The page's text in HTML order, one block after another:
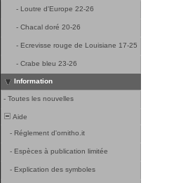
- Loutre d'Europe 22-26
- Chacal doré 20-26
- Ecrevisse rouge de Louisiane 17-25
- Crabe bleu 23-26
Information
- Toutes les nouvelles
Aide
- Réglement d'ornitho.it
- Espèces à publication limitée
- Explication des symboles